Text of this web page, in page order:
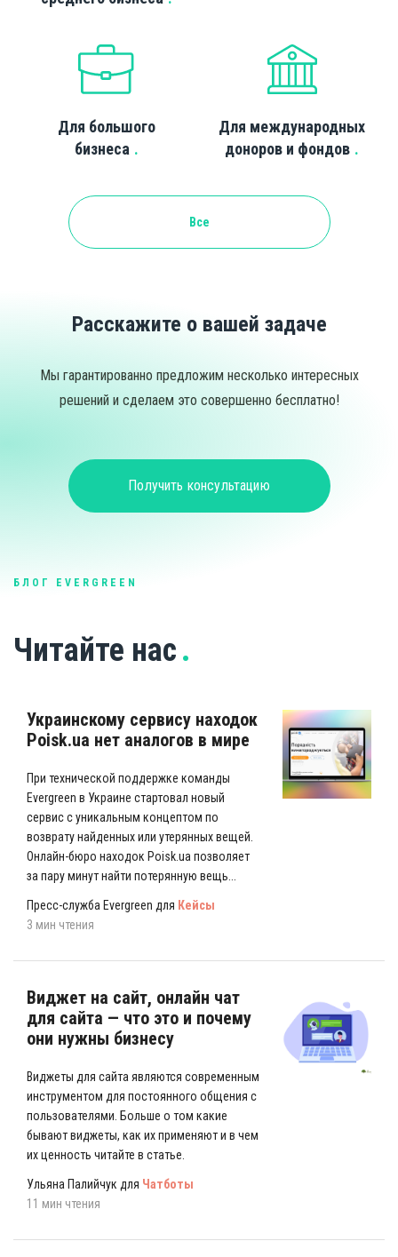
Для большого
бизнеса
Для международных
доноров и фондов
Все
Расскажите о вашей задаче
Мы гарантированно предложим несколько интересных
решений и сделаем это совершенно бесплатно!
Получить консультацию
БЛОГ EVERGREEN
Читайте нас
Украинскому сервису находок
Poisk.ua нет аналогов в мире
При технической поддержке команды
Evergreen в Украине стартовал новый
сервис с уникальным концептом по
возврату найденных или утерянных вещей.
Онлайн-бюро находок Poisk.ua позволяет
за пару минут найти потерянную вещь...
Пресс-служба Evergreen для Кейсы
3 мин чтения
Виджет на сайт, онлайн чат
для сайта — что это и почему
они нужны бизнесу
Виджеты для сайта являются современным
инструментом для постоянного общения с
пользователями. Больше о том какие
бывают виджеты, как их применяют и в чем
их ценность читайте в статье.
Ульяна Палийчук для Чатботы
11 мин чтения